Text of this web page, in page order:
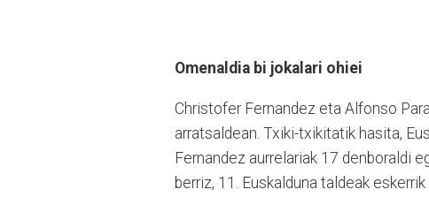
Omenaldia bi jokalari ohiei
Christofer Fernandez eta Alfonso
arratsaldean. Txiki-txikitatik hasita,
Fernandez aurrelariak 17 denboraldi
berriz, 11. Euskalduna taldeak